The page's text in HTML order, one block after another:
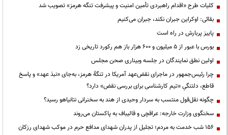
کلیات طرح «اقدام راهبردی تأمین امنیت و پیشرفت تنگه هرمز» تصویب شد
بقائی: اوکراین جبران نکند، جبران می‌کنیم
پاییز پربارش در راه است
بورس با عبور از ۵ میلیون و ۶۰۰ هزار باز هم رکورد تاریخی زد
اولین نطق نمایندگان در جلسه وبیناری صحن مجلس
چرا رئیس‌جمهور در ماجرای نقض‌عهد آمریکا در تنگهٔ هرمز، به‌جای «نبذ عهد» و پاسخ
قاطع، دلتنگیِ «تیم کارشناسی برای بررسی نقض» دارد؟
چگونه نقل‌قول منتسب به سردار وحیدی از هند به سخنرانی نتانیاهو رسید؟
سخنگوی وزارت خارجه: عراقچی و قالیباف به پاکستان می‌روند
۱۵۶ شب خدمت به مردم؛ تجلیل از پدران شهدای مدافع حرم در موکب شهدای رزکان